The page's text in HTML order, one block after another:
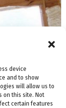
device
and to show
will allow us to
on this site. Not
certain features